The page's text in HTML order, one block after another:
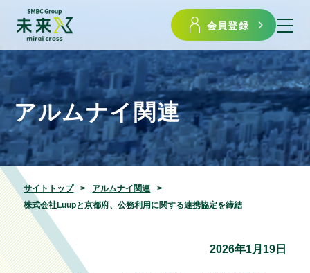
会員登録
アルムナイ関連
サイトトップ
アルムナイ関連
株式会社Luupと京都府、公務利用に関する連携協定を締結
2026年1月19日